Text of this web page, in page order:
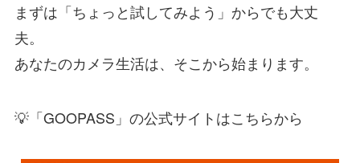
まずは「ちょっと試してみよう」からでも大丈
夫。
あなたのカメラ生活は、そこから始まります。
💡「GOOPASS」の公式サイトはこちらから